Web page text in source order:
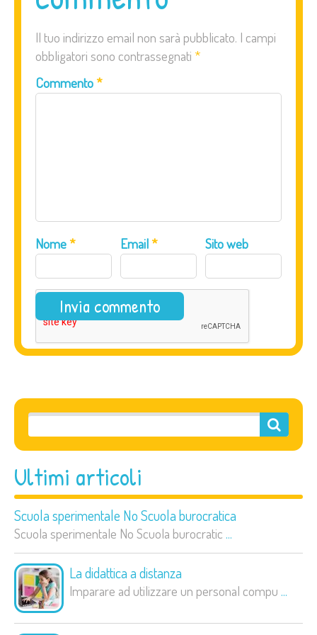
Ultimi articoli
Scuola sperimentale No Scuola burocratica
Scuola sperimentale No Scuola burocratic ...
La didattica a distanza
Imparare ad utilizzare un personal compu ...
Il tuo indirizzo email non sarà pubblicato. I campi
obbligatori sono contrassegnati *
Commento*
Nome* Email* Sito web